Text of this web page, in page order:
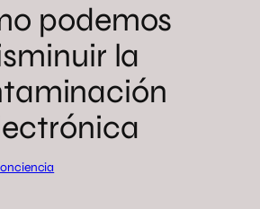
podemos
la